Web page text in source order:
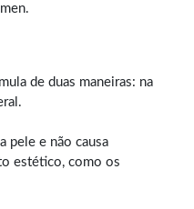
de duas maneiras: na
pele e não causa
estético, como os